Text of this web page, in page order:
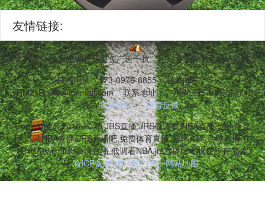
友情链接:
体育项目,支持低调模式避免广告干扰。用户可免费享受NBA常规
联系电话：173-0976-8855
联系邮箱：
vRM2sBtsA0@foxmail.com
联系地址：广东省天长市自清路740
号
联系我们
留言反馈
Copyright © 2016-2025 JRS直播,JRS低调看,NBA直播,无插件直
播,高清NBA直播,JRS直播吧,免费体育直播,篮球直播,足球直播,在
线NBA观看,JRS高清直播,低调看NBA,jrs直播nba 版权所有 备案
号:渝ICP备2025049671号 网站地图